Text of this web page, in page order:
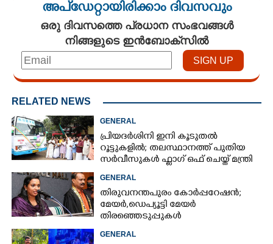
അപ്ഡേറ്റായിരിക്കാം ദിവസവും
ഒരു ദിവസത്തെ പ്രധാന സംഭവങ്ങൾ
നിങ്ങളുടെ ഇൻബോക്സിൽ
RELATED NEWS
GENERAL
പ്രിയദർശിനി ഇനി കൂടുതൽ
റൂട്ടുകളിൽ; തലസ്ഥാനത്ത് പുതിയ
സർവീസുകൾ ഫ്ലാഗ് ഒഫ് ചെയ്ത് മന്ത്രി
കെ മുരളീധരൻ
GENERAL
തിരുവനന്തപുരം കോർപ്പറേഷൻ;
മേയർ, ഡെപ്യൂട്ടി മേയർ
തിരഞ്ഞെടുപ്പുകൾ
റദ്ദാക്കണമെന്നാവശ്യപ്പെട്ട് സിപിഎം
GENERAL